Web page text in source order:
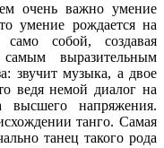
очень важно умение
умение рождается на
собой, создавая
выразительным
звучит музыка, а двое
ведя немой диалог на
напряжения.
танго. Самая
танец такого рода